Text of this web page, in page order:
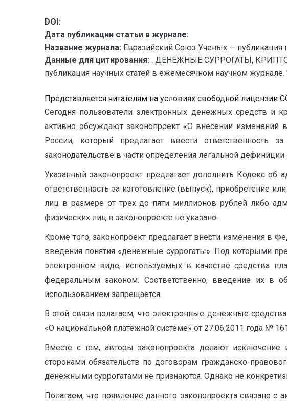
DOI:
Дата публикации статьи в журнале:
Название журнала: Евразийский Союз Ученых — публикация
Данные для цитирования: . ДЕНЕЖНЫЕ СУРРОГАТЫ,
публикация научных статей в ежемесячном научном журнале.
Представляется читателям на условиях свободной лицензии
Сегодня пользователи электронных денежных средств и
активно обсуждают законопроект «О внесении
России, который предлагает ввести
законодательстве в части определения легальной
Указанный законопроект предлагает дополнить Кодекс
ответственность за изготовление (выпуск), приобретение
лиц в размере от трех до пяти миллионов рублей либо
физических лиц в законопроекте не указано.
Кроме того, законопроект предлагает внести изменения в
введения понятия «денежные суррогаты». Под которыми
электронном виде, используемых в качестве средства
федеральным законом. Соответственно, введение их в
использованием запрещается.
В этой связи полагаем, что электронные денежные
«О национальной платежной системе» от 27.06.2011 года №
Вместе с тем, авторы законопроекта делают
сторонами обязательств по договорам гражданско-
денежными суррогатами не признаются. Однако не
Полагаем, что появление данного законопроекта связано